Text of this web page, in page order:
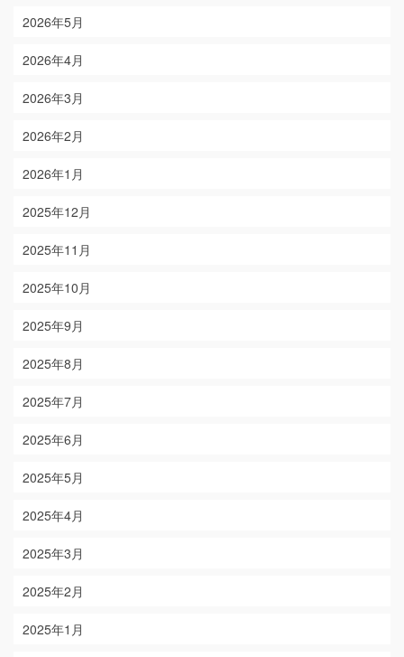
2026年5月
2026年4月
2026年3月
2026年2月
2026年1月
2025年12月
2025年11月
2025年10月
2025年9月
2025年8月
2025年7月
2025年6月
2025年5月
2025年4月
2025年3月
2025年2月
2025年1月